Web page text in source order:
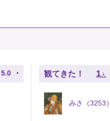
5.0 観てきた！ 1 人
みさ（3253）